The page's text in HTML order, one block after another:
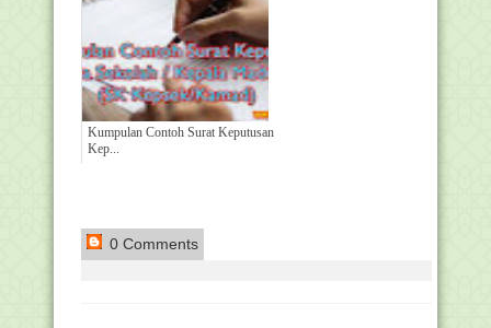
Kumpulan Contoh Surat Keputusan
Kep...
0 Comments